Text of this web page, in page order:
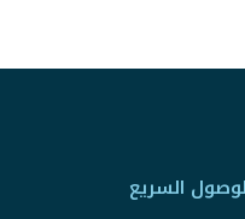
السريع